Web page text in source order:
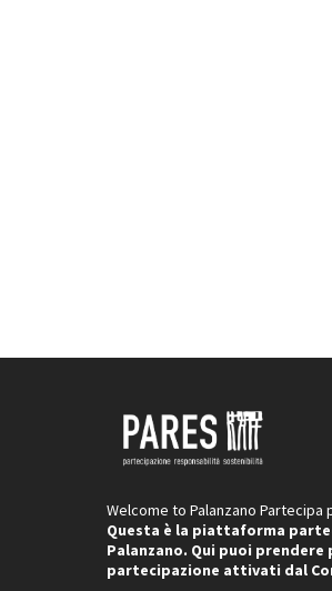
Welcome to Palanzano
Questa è la piattaforma
Palanzano. Qui puoi
partecipazione attivati dal